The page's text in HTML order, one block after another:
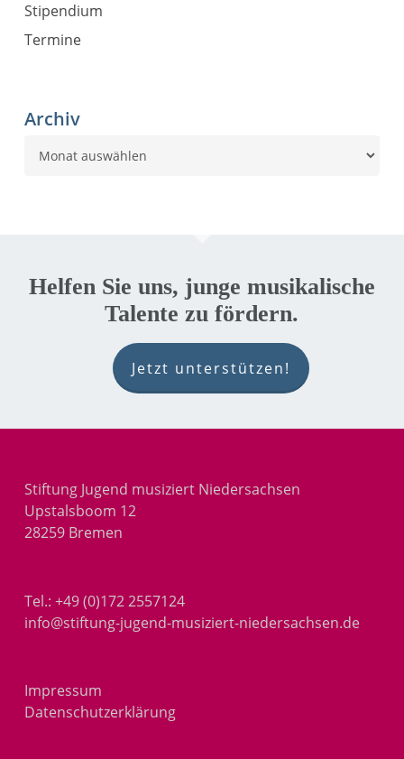
Stipendium
Termine
Archiv
Helfen Sie uns, junge musikalische
Talente zu fördern.
Jetzt unterstützen!
Stiftung Jugend musiziert Niedersachsen
Upstalsboom 12
28259 Bremen
Tel.: +49 (0)172 2557124
info@stiftung-jugend-musiziert-niedersachsen.de
Impressum
Datenschutzerklärung